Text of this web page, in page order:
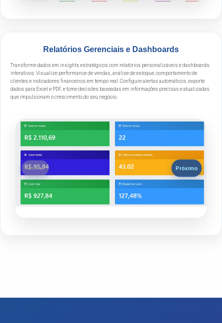
Relatórios Gerenciais e Dashboards
Transforme dados em insights estratégicos com relatórios personalizáveis e dashboards
interativos. Visualize performance de vendas, análise de estoque, comportamento de
clientes e indicadores financeiros em tempo real. Configure alertas automáticos, exporte
dados para Excel e PDF, e tome decisões baseadas em informações precisas e atualizadas
que impulsionam o crescimento do seu negócio.
Anterior Próximo